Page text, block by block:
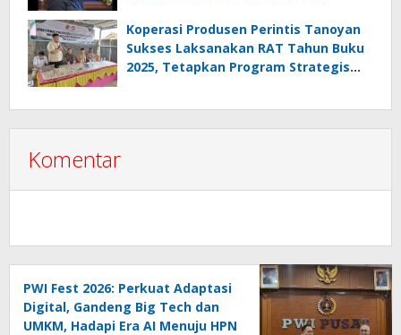
Melanggar Aturan”
Koperasi Produsen Perintis Tanoyan
Sukses Laksanakan RAT Tahun Buku
2025, Tetapkan Program Strategis
Komentar
PWI Fest 2026: Perkuat Adaptasi
Digital, Gandeng Big Tech dan
UMKM, Hadapi Era AI Menuju HPN